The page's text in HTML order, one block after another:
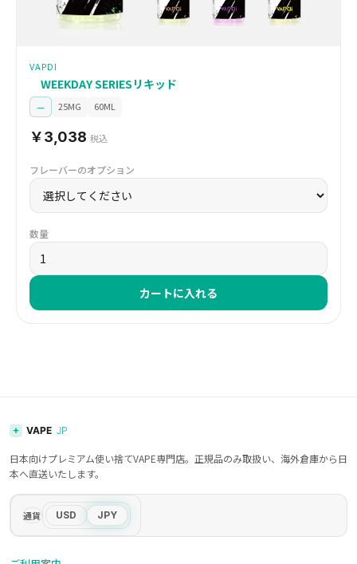
VAPDI
WEEKDAY SERIESリキッド
— 25MG 60ML
￥3,038 税込
フレーバーのオプション
数量
カートに入れる
日本向けプレミアム使い捨てVAPE専門店。正規品のみ取扱い、海外倉庫から日
本へ直送いたします。
通貨 USD JPY